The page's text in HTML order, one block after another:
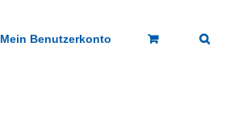
Mein Benutzerkonto